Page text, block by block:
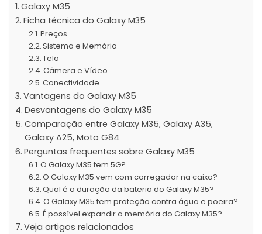
Galaxy M35
Ficha técnica do Galaxy M35
Preços
Sistema e Memória
Tela
Câmera e Vídeo
Conectividade
Vantagens do Galaxy M35
Desvantagens do Galaxy M35
Comparação entre Galaxy M35, Galaxy A35,
Galaxy A25, Moto G84
Perguntas frequentes sobre Galaxy M35
O Galaxy M35 tem 5G?
O Galaxy M35 vem com carregador na caixa?
Qual é a duração da bateria do Galaxy M35?
O Galaxy M35 tem proteção contra água e poeira?
É possível expandir a memória do Galaxy M35?
Veja artigos relacionados